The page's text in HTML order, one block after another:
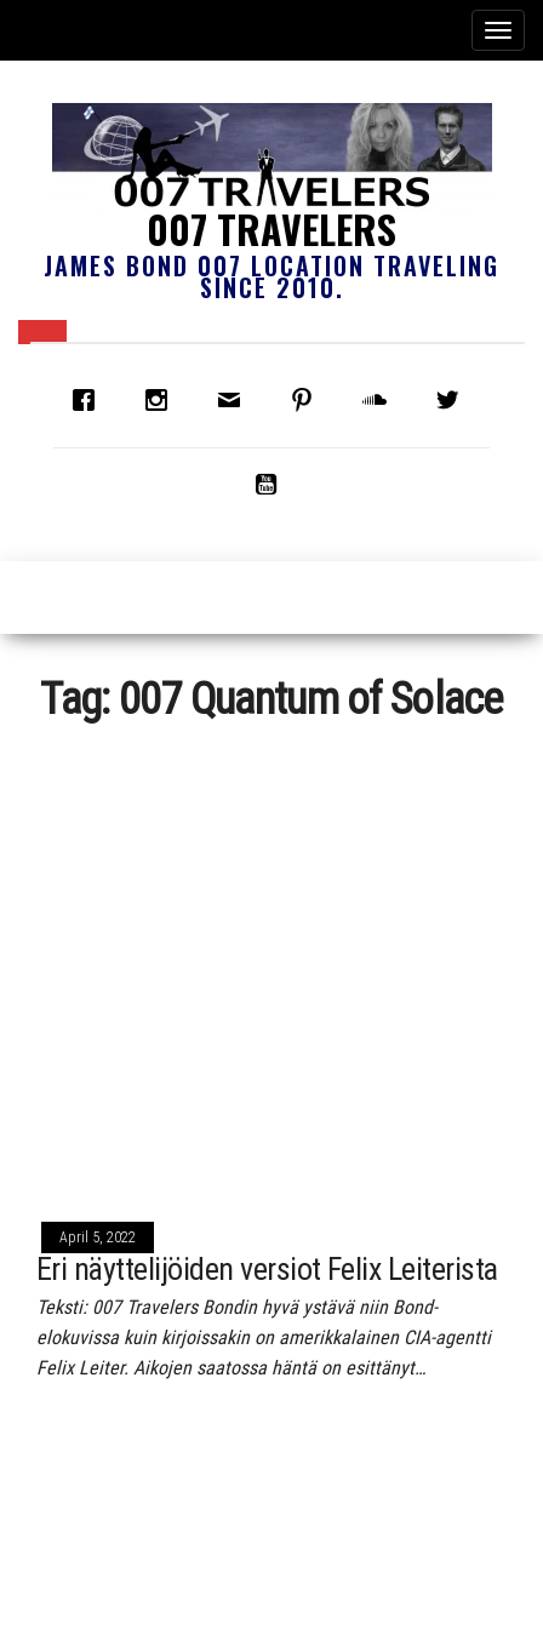
007 TRAVELERS
JAMES BOND 007 LOCATION TRAVELING
SINCE 2010.
Tag: 007 Quantum of Solace
April 5, 2022
Eri näyttelijöiden versiot Felix Leiterista
Teksti: 007 Travelers Bondin hyvä ystävä niin Bond-
elokuvissa kuin kirjoissakin on amerikkalainen CIA-agentti
Felix Leiter. Aikojen saatossa häntä on esittänyt…